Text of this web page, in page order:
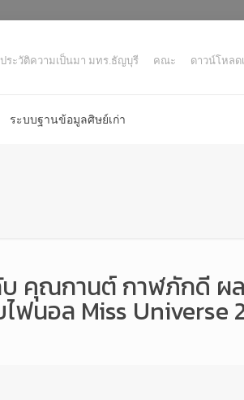
ระบบฐานข้อมูลศิษย์เก่า
ประวัติความเป็นมา มทร.ธัญบุรี คณะ ดาวน์โหลด
คุณกานต์ กาฬภักดี ผล
ฟนอล Miss Universe